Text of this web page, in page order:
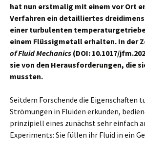
hat nun erstmalig mit einem vor Ort
Verfahren ein detailliertes
einer turbulenten
einem Flüssigmetall erhalten. In der
of Fluid Mechanics (DOI: 10.1017/
sie von den Herausforderungen, die
mussten.
Seitdem Forschende die Eigenschaften
Strömungen in Fluiden erkunden,
prinzipiell eines zunächst sehr einfach
Experiments: Sie füllen ihr Fluid in ein